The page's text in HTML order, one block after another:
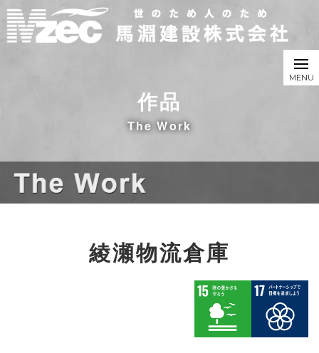
作品
The Work
綾瀬物流倉庫